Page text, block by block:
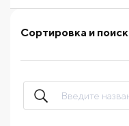
Сортировка и поиск